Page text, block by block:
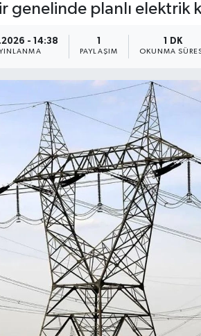
genelinde planlı elektrik
- 14:38
PAYLAŞIM
1 DK
OKUNMA